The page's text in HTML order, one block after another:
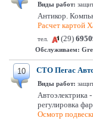
Виды работ:
Антикор.
Расчет картой
тел. (29)
Обслуживаем:
10 СТО Пегас
Виды работ:
Автоэлектрика
регулировка
Осмотр